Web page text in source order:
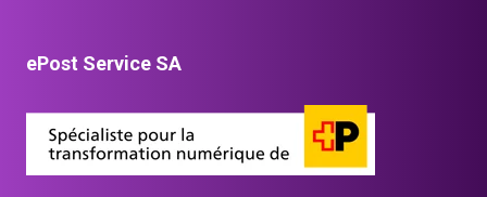
ePost Service SA